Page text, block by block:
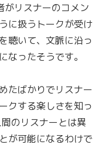
リスナーのコメン
に扱うトークが受け
聴いて、文脈に沿っ
なったそうです。
たばかりでリスナー
クする楽しさを知っ
のリスナーとは異
が可能になるわけで